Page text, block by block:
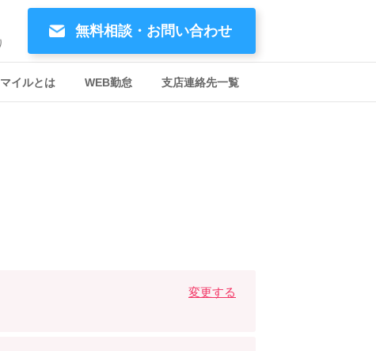
無料相談・お問い合わせ
イルとは WEB勤怠 支店連絡先一覧
変更する